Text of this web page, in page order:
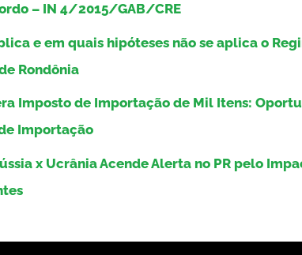
– IN 4/2015/GAB/CRE
e em quais hipóteses não se aplica o
Rondônia
Imposto de Importação de Mil Itens:
Importação
x Ucrânia Acende Alerta no PR pelo